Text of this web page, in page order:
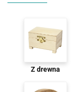
Z drewna